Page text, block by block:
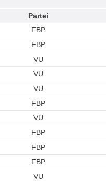
Partei
FBP
FBP
VU
VU
VU
FBP
VU
FBP
FBP
FBP
VU